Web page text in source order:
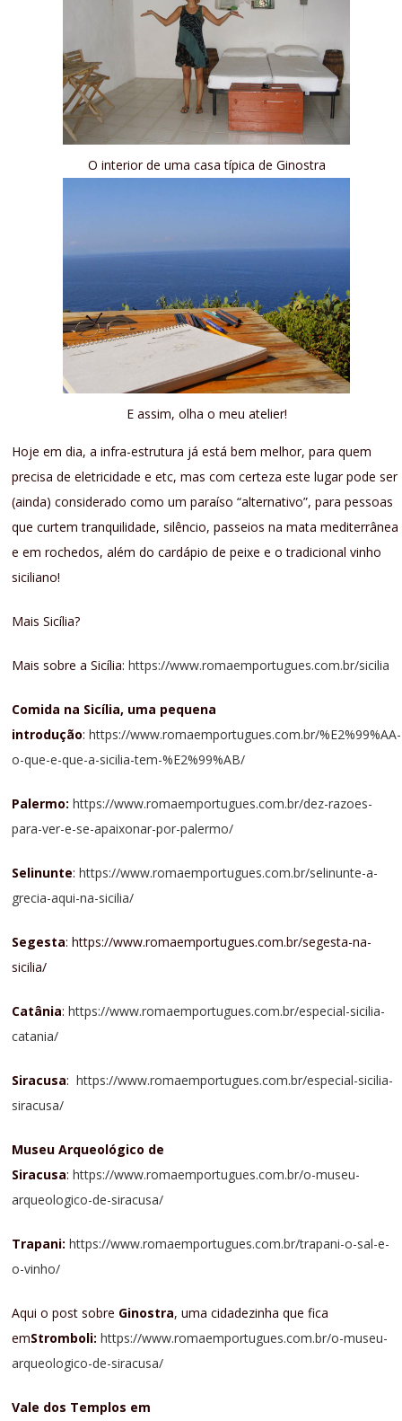
O interior de uma casa típica de Ginostra
E assim, olha o meu atelier!
Hoje em dia, a infra-estrutura já está bem melhor, para quem
precisa de eletricidade e etc, mas com certeza este lugar pode ser
(ainda) considerado como um paraíso “alternativo”, para pessoas
que curtem tranquilidade, silêncio, passeios na mata mediterrânea
e em rochedos, além do cardápio de peixe e o tradicional vinho
siciliano!
Mais Sicília?
Mais sobre a Sicília:https://www.romaemportugues.com.br/sicilia
Comida na Sicília, uma pequena
introdução:https://www.romaemportugues.com.br/%E2%99%AA-
o-que-e-que-a-sicilia-tem-%E2%99%AB/
Palermo:https://www.romaemportugues.com.br/dez-razoes-
para-ver-e-se-apaixonar-por-palermo/
Selinunte:https://www.romaemportugues.com.br/selinunte-a-
grecia-aqui-na-sicilia/
Segesta: https://www.romaemportugues.com.br/segesta-na-
sicilia/
Catânia:https://www.romaemportugues.com.br/especial-sicilia-
catania/
Siracusa:https://www.romaemportugues.com.br/especial-sicilia-
siracusa/
Museu Arqueológico de
Siracusa:https://www.romaemportugues.com.br/o-museu-
arqueologico-de-siracusa/
Trapani: https://www.romaemportugues.com.br/trapani-o-sal-e-
o-vinho/
Aqui o post sobre Ginostra, uma cidadezinha que fica
emStromboli: https://www.romaemportugues.com.br/o-museu-
arqueologico-de-siracusa/
Vale dos Templos em